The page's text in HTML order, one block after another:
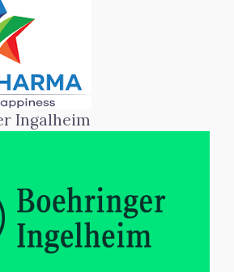
Ingalheim